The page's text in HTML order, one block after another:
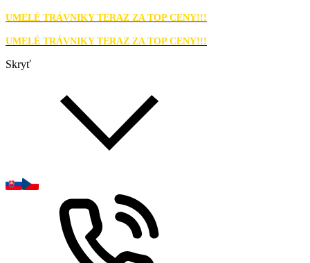
UMELÉ TRÁVNIKY TERAZ ZA TOP CENY!!!
UMELÉ TRÁVNIKY TERAZ ZA TOP CENY!!!
Skryť